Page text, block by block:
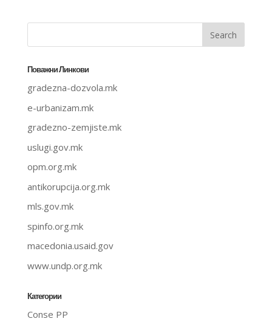
Поважни Линкови
gradezna-dozvola.mk
e-urbanizam.mk
gradezno-zemjiste.mk
uslugi.gov.mk
opm.org.mk
antikorupcija.org.mk
mls.gov.mk
spinfo.org.mk
macedonia.usaid.gov
www.undp.org.mk
Категории
Conse PP